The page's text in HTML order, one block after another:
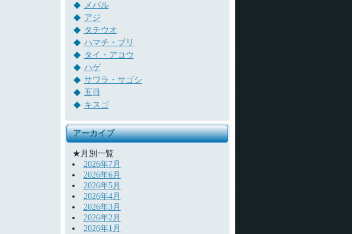
メバル
アジ
タチウオ
ハマチ・ブリ
タイ・アコウ
ハゲ
サワラ・サゴシ
五目
キスゴ
アーカイブ
★月別一覧
2026年7月
2026年6月
2026年5月
2026年4月
2026年3月
2026年2月
2026年1月